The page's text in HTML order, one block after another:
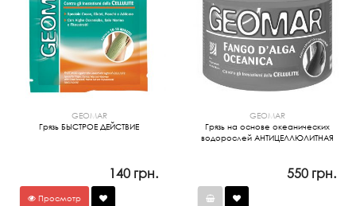
GEOMAR
Грязь БЫСТРОЕ ДЕЙСТВИЕ
140 грн.
Просмотр
GEOMAR
Грязь на основе океанических
водорослей АНТИЦЕЛЛЮЛИТНАЯ
550 грн.